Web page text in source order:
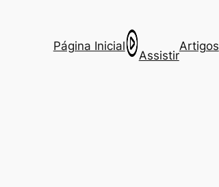
Página Inicial
Assistir
Artigos